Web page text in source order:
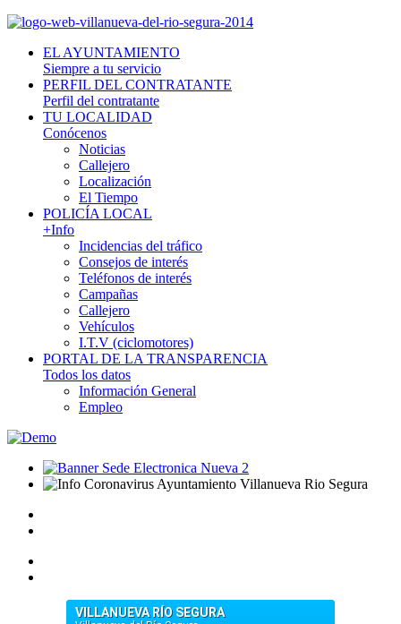
EL AYUNTAMIENTO
Siempre a tu servicio
PERFIL DEL CONTRATANTE
Perfil del contratante
TU LOCALIDAD
Conócenos
Noticias
Callejero
Localización
El Tiempo
POLICÍA LOCAL
+Info
Incidencias del tráfico
Consejos de interés
Teléfonos de interés
Campañas
Callejero
Vehículos
I.T.V (ciclomotores)
PORTAL DE LA TRANSPARENCIA
Todos los datos
Información General
Empleo